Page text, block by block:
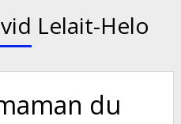
Lelait-Helo
du